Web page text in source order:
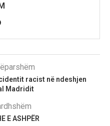
racist në ndeshjen
Madridit
E ASHPËR